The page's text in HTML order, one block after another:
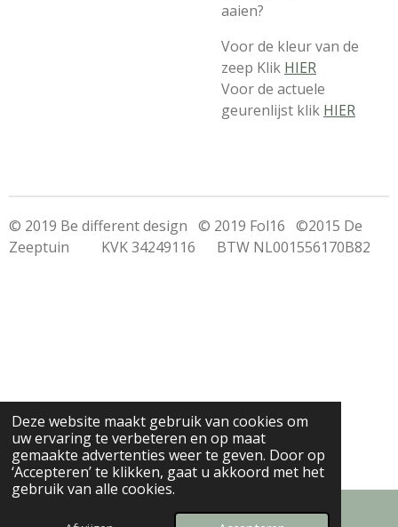
Deze website maakt gebruik van cookies om
uw ervaring te verbeteren en op maat
gemaakte advertenties weer te geven. Door op
‘Accepteren’ te klikken, gaat u akkoord met het
gebruik van alle cookies.
aaien?
Voor de kleur van de
zeep Klik HIER
Voor de actuele
geurenlijst klik HIER
© 2019 Be different design © 2019 Fol16 ©2015 De
Zeeptuin KVK 34249116 BTW NL001556170B82